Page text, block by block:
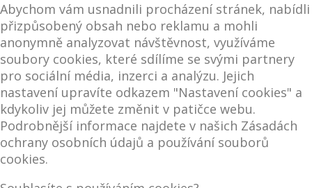
Abychom vám usnadnili procházení stránek, nabídli
přizpůsobený obsah nebo reklamu a mohli
anonymně analyzovat návštěvnost, využíváme
soubory cookies, které sdílíme se svými partnery
pro sociální média, inzerci a analýzu. Jejich
nastavení upravíte odkazem "Nastavení cookies" a
kdykoliv jej můžete změnit v patičce webu.
Podrobnější informace najdete v našich Zásadách
ochrany osobních údajů a používání souborů
cookies.